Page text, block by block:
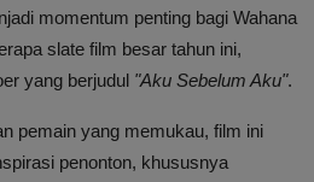
momentum penting bagi Wahana
slate film besar tahun ini,
yang berjudul "Aku Sebelum Aku".
pemain yang memukau, film ini
penonton, khususnya